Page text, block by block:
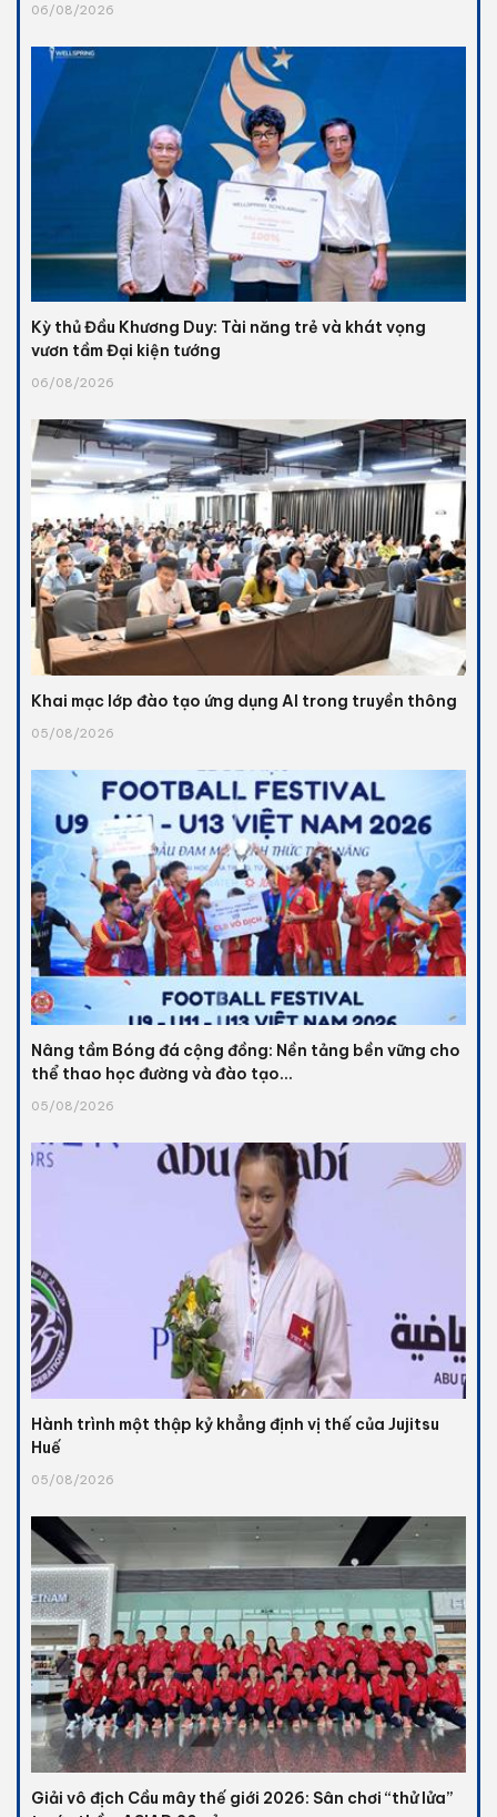
06/08/2026
Kỳ thủ Đầu Khương Duy: Tài năng trẻ và khát vọng
vươn tầm Đại kiện tướng
06/08/2026
Khai mạc lớp đào tạo ứng dụng AI trong truyền thông
05/08/2026
Nâng tầm Bóng đá cộng đồng: Nền tảng bền vững cho
thể thao học đường và đào tạo...
05/08/2026
Hành trình một thập kỷ khẳng định vị thế của Jujitsu
Huế
05/08/2026
Giải vô địch Cầu mây thế giới 2026: Sân chơi “thử lửa”